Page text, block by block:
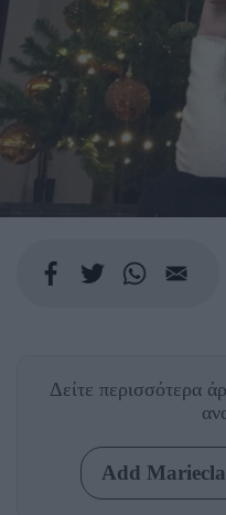
Δείτε περισσότερα
Add